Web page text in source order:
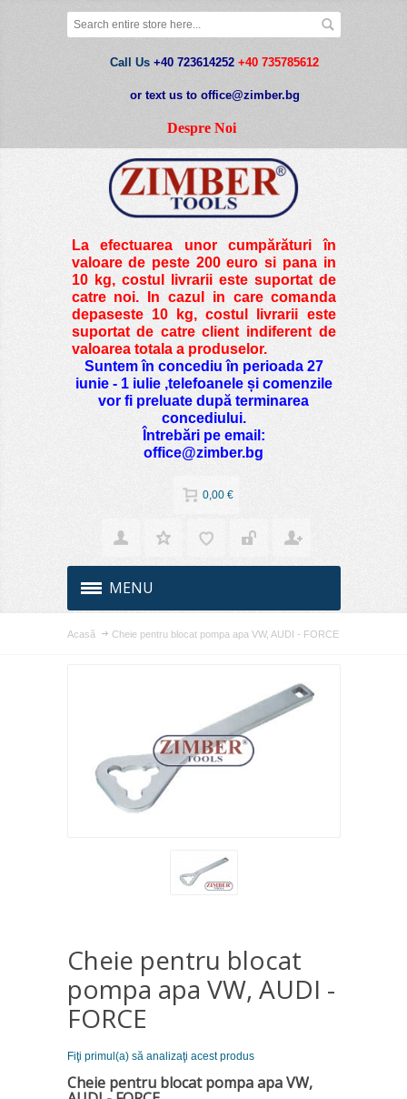
Call Us +40 723614252 +40 735785612
or text us to office@zimber.bg
Despre Noi
La efectuarea unor cumpărături în
valoare de peste200 euro si pana in
10 kg, costul livrarii este suportat de
catre noi. In cazul in care comanda
depaseste 10 kg, costul livrarii este
suportat de catre client indiferent de
valoarea totala a produselor.
Suntem în concediu în perioada 27
iunie - 1 iulie ,telefoanele și comenzile
vor fi preluate după terminarea
concediului.
Întrebări pe email:
office@zimber.bg
0,00 €
MENU
Acasă Cheie pentru blocat pompa apa VW, AUDI - FORCE
Cheie pentru blocat
pompa apa VW, AUDI -
FORCE
Fiţi primul(a) să analizaţi acest produs
Cheie pentru blocat pompa apa VW,